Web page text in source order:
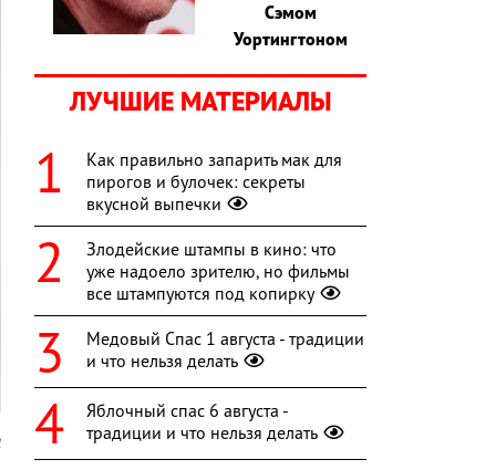
Сэмом
Уортингтоном
ЛУЧШИЕ МАТЕРИАЛЫ
Как правильно запарить мак для
пирогов и булочек: секреты
вкусной выпечки
Злодейские штампы в кино: что
уже надоело зрителю, но фильмы
все штампуются под копирку
Медовый Спас 1 августа - традиции
и что нельзя делать
Яблочный спас 6 августа -
традиции и что нельзя делать